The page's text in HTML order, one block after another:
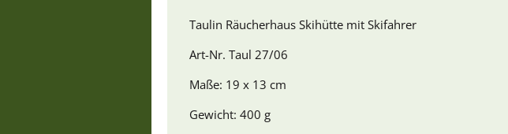
Taulin Räucherhaus Skihütte mit Skifahrer
Art-Nr. Taul 27/06
Maße: 19 x 13 cm
Gewicht: 400 g